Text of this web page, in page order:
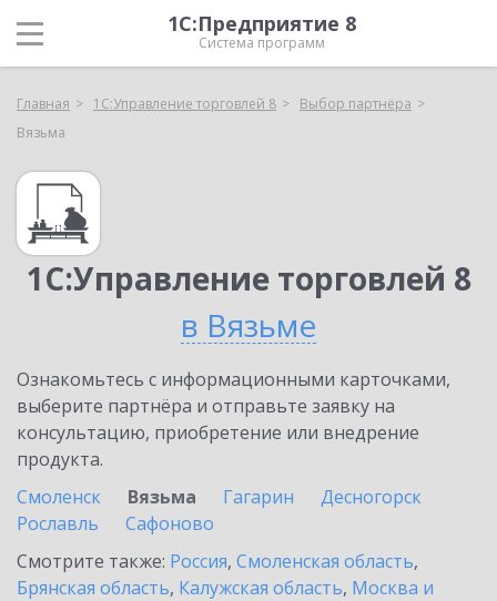
1С:Предприятие 8
Система программ
Главная 1С:Управление торговлей 8
Выбор партнёра
Вязьма
1С:Управление торговлей 8
в Вязьме
Ознакомьтесь с информационными карточками,
выберите партнёра и отправьте заявку на
консультацию, приобретение или внедрение
продукта.
Смоленск
Вязьма Гагарин
Десногорск
Рославль
Сафоново
Смотрите также: Россия, Смоленская область,
Брянская область, Калужская область, Москва и